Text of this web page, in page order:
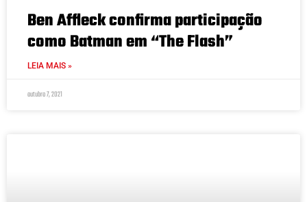
Ben Affleck confirma participação
como Batman em “The Flash”
LEIA MAIS »
outubro 7, 2021